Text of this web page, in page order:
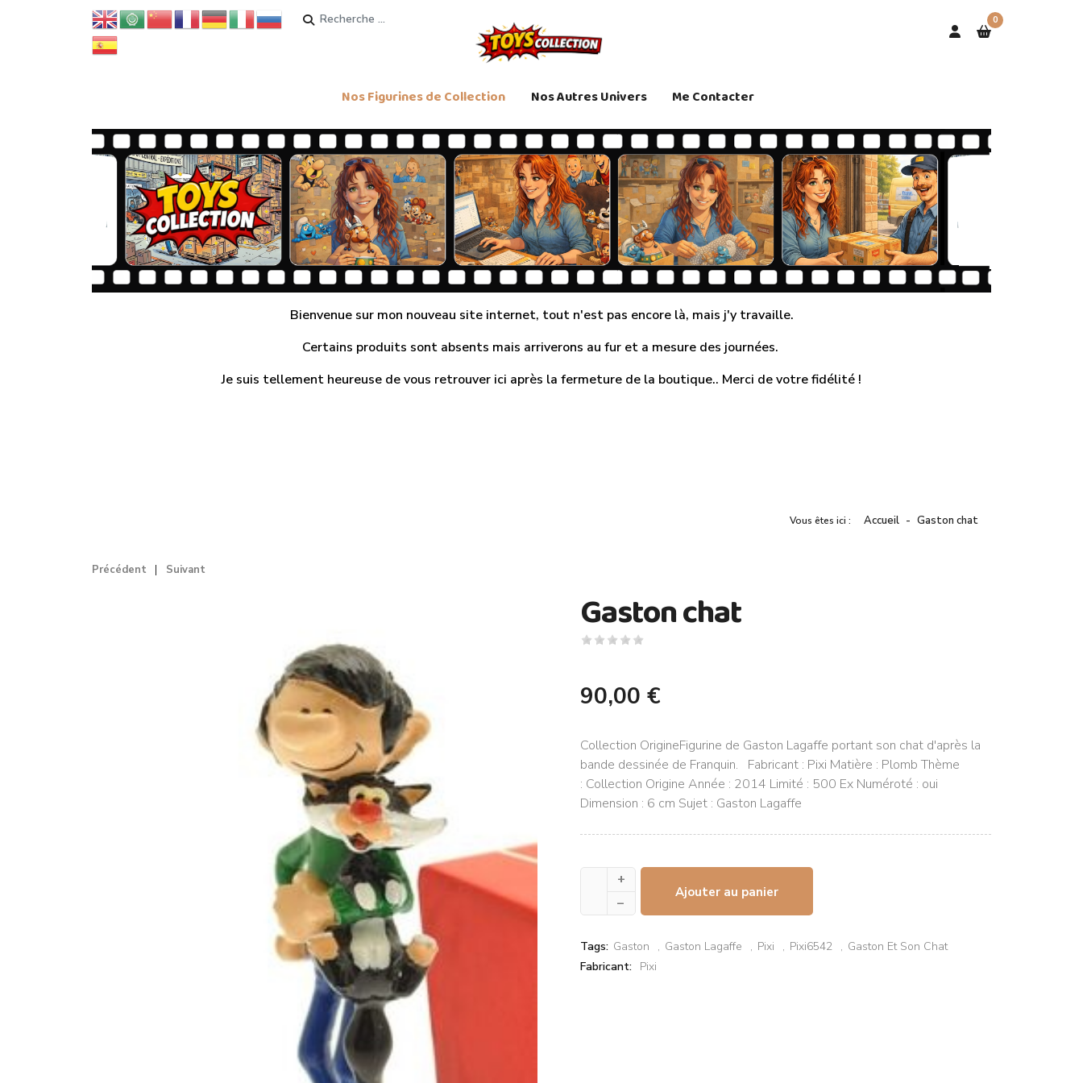
Rechercher 0
Nos Figurines de Collection Nos Autres Univers Me Contacter
Bienvenue sur mon nouveau site internet, tout n'est pas encore là, mais j'y travaille.
Certains produits sont absents mais arriverons au fur et a mesure des journées.
Je suis tellement heureuse de vous retrouver ici après la fermeture de la boutique.. Merci de votre fidélité !
Vous êtes ici : Accueil Gaston chat
Précédent Suivant
Gaston chat
90,00 €
Collection OrigineFigurine de Gaston Lagaffe portant son chat d'après la
bande dessinée de Franquin. Fabricant : Pixi Matière : Plomb Thème
: Collection Origine Année : 2014 Limité : 500 Ex Numéroté : oui
Dimension : 6 cm Sujet : Gaston Lagaffe
+
–
Ajouter au panier
Tags: Gaston Gaston Lagaffe Pixi Pixi6542
Gaston Et Son Chat
Fabricant: Pixi